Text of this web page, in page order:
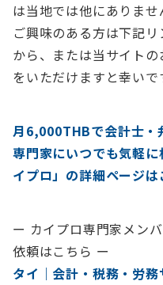
は当地では他にありませ
ご興味のある方は下記
から、または当サイト
をいただけますと幸いで
月6,000THBで会計士・
専門家にいつでも気軽
イプロ」の詳細ページは
ー カイプロ専門家メン
依頼はこちら ー
タイ｜会計・税務・労務